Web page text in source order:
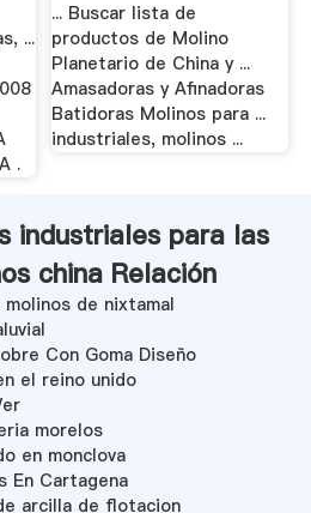
...
.
... Buscar lista de
productos de Molino
Planetario de China y ...
Amasadoras y Afinadoras
Batidoras Molinos para ...
industriales, molinos ...
industriales para las
china Relación
de nixtamal
Con Goma Diseño
el reino unido
morelos
en monclova
En Cartagena
arcilla de flotacion